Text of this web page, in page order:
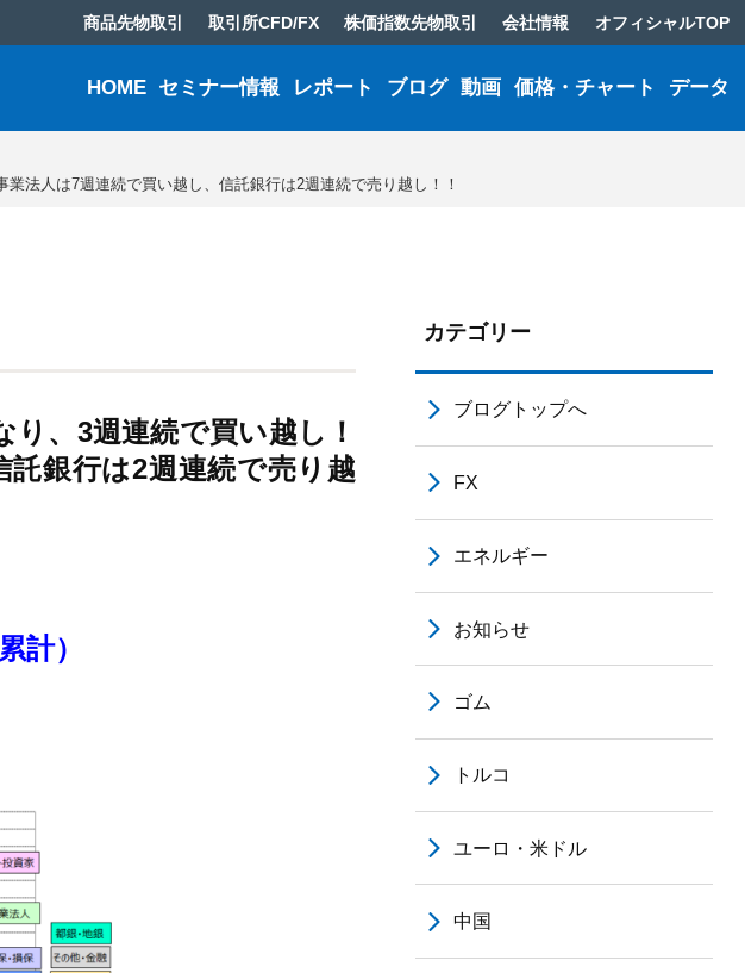
商品先物取引 取引所CFD/FX 株価指数先物取引 会社情報 オフィシャルTOP
HOME セミナー情報 レポート ブログ 動画 価格・チャート データ
法人は7週連続で買い越し、信託銀行は2週連続で売り越し！！
、3週連続で買い越し！
銀行は2週連続で売り越
計）
カテゴリー
ブログトップへ
FX
エネルギー
お知らせ
ゴム
トルコ
ユーロ・米ドル
中国